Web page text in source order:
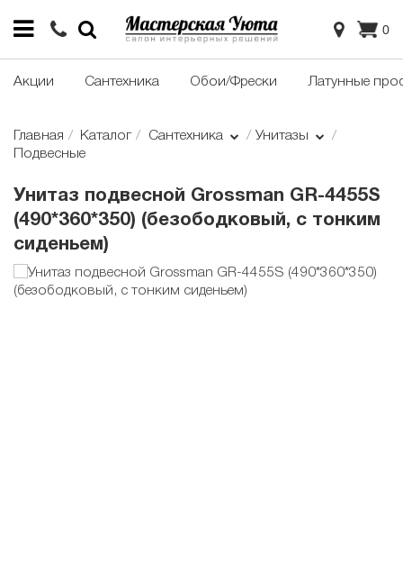
0
Акции Сантехника Обои/Фрески Латунные
Главная Каталог Сантехника
Унитазы
Подвесные
Унитаз подвесной Grossman GR-4455S
(490*360*350) (безободковый, с тонким
сиденьем)